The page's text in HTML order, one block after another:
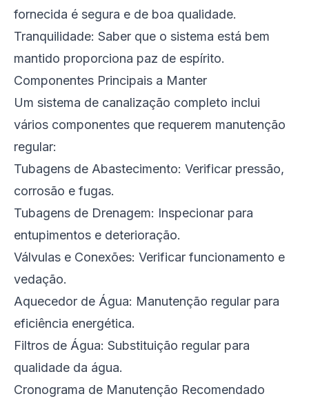
fornecida é segura e de boa qualidade.
Tranquilidade: Saber que o sistema está bem
mantido proporciona paz de espírito.
Componentes Principais a Manter
Um sistema de canalização completo inclui
vários componentes que requerem manutenção
regular:
Tubagens de Abastecimento: Verificar pressão,
corrosão e fugas.
Tubagens de Drenagem: Inspecionar para
entupimentos e deterioração.
Válvulas e Conexões: Verificar funcionamento e
vedação.
Aquecedor de Água: Manutenção regular para
eficiência energética.
Filtros de Água: Substituição regular para
qualidade da água.
Cronograma de Manutenção Recomendado